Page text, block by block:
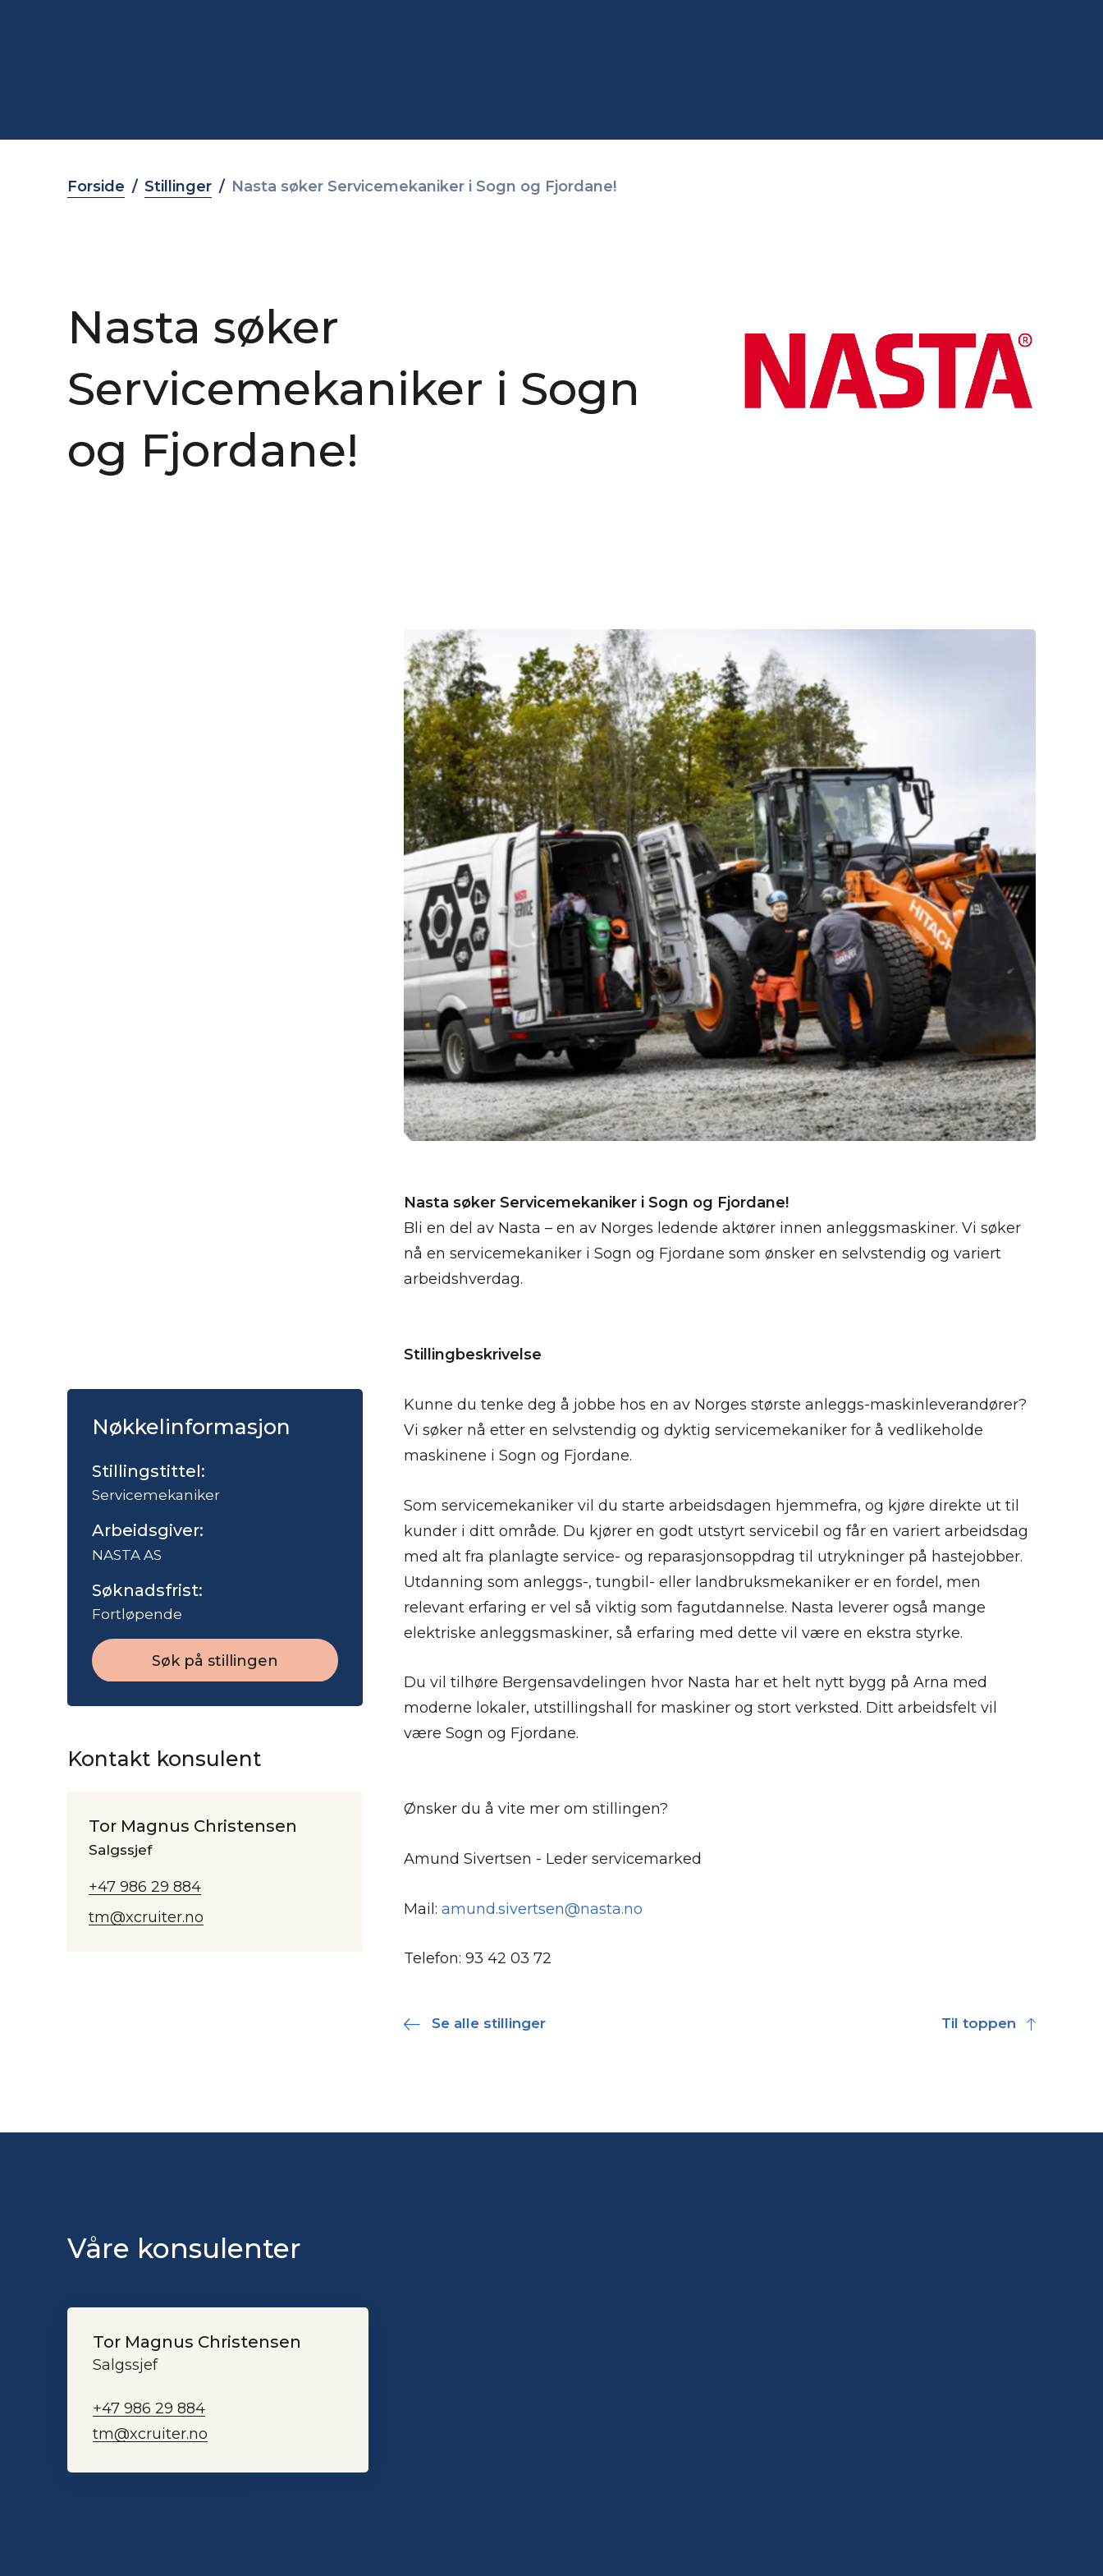
Forside Stillinger Nasta søker Servicemekaniker i Sogn og Fjordane!
Nasta søker
Servicemekaniker i Sogn
og Fjordane!
Nøkkelinformasjon
Stillingstittel:
Servicemekaniker
Arbeidsgiver:
NASTA AS
Søknadsfrist:
Fortløpende
Søk på stillingen
Kontakt konsulent
Tor Magnus Christensen
Salgssjef
+47 986 29 884
tm@xcruiter.no
Nasta søker Servicemekaniker i Sogn og Fjordane!
Bli en del av Nasta – en av Norges ledende aktører innen anleggsmaskiner. Vi søker
nå en servicemekaniker i Sogn og Fjordane som ønsker en selvstendig og variert
arbeidshverdag.
Stillingbeskrivelse
Kunne du tenke deg å jobbe hos en av Norges største anleggs-maskinleverandører?
Vi søker nå etter en selvstendig og dyktig servicemekaniker for å vedlikeholde
maskinene i Sogn og Fjordane.
Som servicemekaniker vil du starte arbeidsdagen hjemmefra, og kjøre direkte ut til
kunder i ditt område. Du kjører en godt utstyrt servicebil og får en variert arbeidsdag
med alt fra planlagte service- og reparasjonsoppdrag til utrykninger på hastejobber.
Utdanning som anleggs-, tungbil- eller landbruksmekaniker er en fordel, men
relevant erfaring er vel så viktig som fagutdannelse. Nasta leverer også mange
elektriske anleggsmaskiner, så erfaring med dette vil være en ekstra styrke.
Du vil tilhøre Bergensavdelingen hvor Nasta har et helt nytt bygg på Arna med
moderne lokaler, utstillingshall for maskiner og stort verksted. Ditt arbeidsfelt vil
være Sogn og Fjordane.
Ønsker du å vite mer om stillingen?
Amund Sivertsen - Leder servicemarked
Mail: amund.sivertsen@nasta.no
Telefon: 93 42 03 72
Se alle stillinger Til toppen
Våre konsulenter
Tor Magnus Christensen
Salgssjef
+47 986 29 884
tm@xcruiter.no